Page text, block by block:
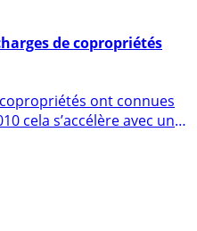
de copropriétés
ont connues
cela s’accélère avec une